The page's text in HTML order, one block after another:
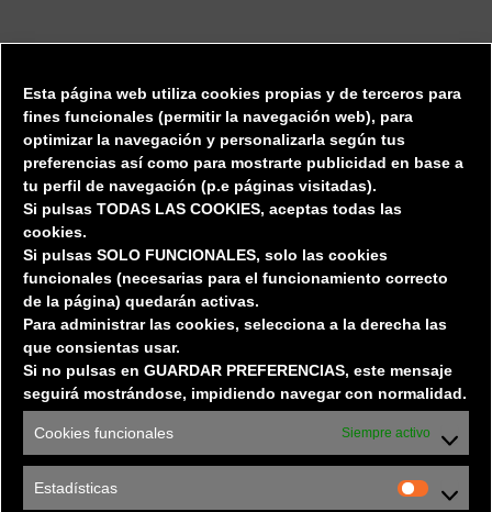
Esta página web utiliza cookies propias y de terceros para
fines funcionales (permitir la navegación web), para
optimizar la navegación y personalizarla según tus
preferencias asícomo para mostrarte publicidad en base a
tu perfil de navegación (p.e páginas visitadas).
Si pulsas TODAS LAS COOKIES, aceptas todas las
cookies.
Si pulsas SOLO FUNCIONALES, solo las cookies
funcionales (necesarias para el funcionamiento correcto
de la página) quedarán activas.
Para administrar las cookies, selecciona a la derecha las
que consientas usar.
Si no pulsas en GUARDAR PREFERENCIAS, este mensaje
seguirá mostrándose, impidiendo navegar con normalidad.
Cookies funcionales Siempre activo
Estadísticas
Tiendas
Restauración
Privacidad / Protección de datos
EL CENTRO
El Centro
Localización
HorariosyServicios
Oportunidades de Negocio
Normativa
CONTACTO OFICINA DE GERENCIA CC LUZ